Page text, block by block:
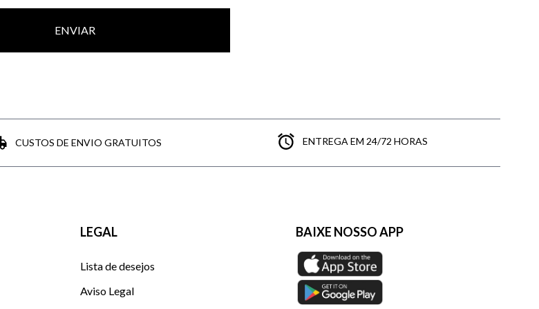
ENVIAR
CUSTOS DE ENVIO GRATUITOS ENTREGA EM 24/72 HORAS
LEGAL
Lista de desejos
Aviso Legal
BAIXE NOSSO APP